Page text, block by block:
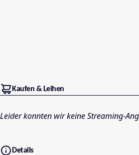
Kaufen & Leihen
Leider konnten wir keine Streaming-
Details